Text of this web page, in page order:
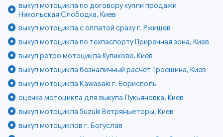
выкуп мотоцикла по договору купли продажи
Никольская Слободка, Киев
выкуп мотоцикла с оплатой сразу г. Ржищев
выкуп мотоцикла по техпаспорту Приречная зона, Киев
выкуп ретро мотоцикла Куликове, Киев
выкуп мотоцикла безналичный расчет Троещина, Киев
выкуп мотоцикла Kawasaki г. Борисполь
оценка мотоцикла для выкупа Лукьяновка, Киев
выкуп мотоцикла Suzuki Ветряные горы, Киев
выкуп мотоциклов г. Богуслав